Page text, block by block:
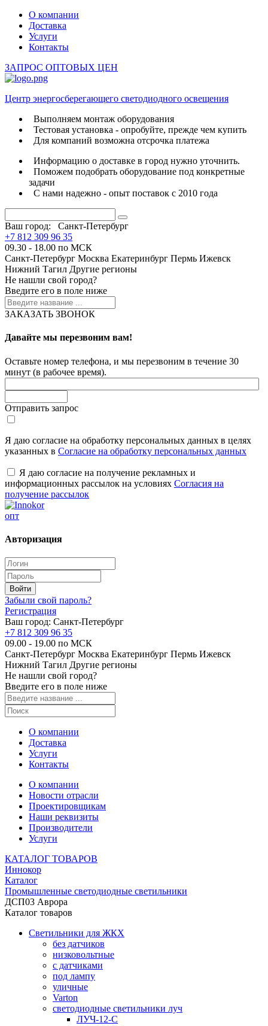
О компании
Доставка
Услуги
Контакты
ЗАПРОС ОПТОВЫХ ЦЕН
Центр энергосберегающего светодиодного освещения
Выполняем монтаж оборудования
Тестовая установка - опробуйте, прежде чем купить
Для компаний возможна отсрочка платежа
Информацию о доставке в город нужно уточнить.
Поможем подобрать оборудование под конкретные
задачи
С нами надежно - опыт поставок с 2010 года
Ваш город:
Санкт-Петербург
+7 812 309 96 35
09.30 - 18.00 по МСК
Санкт-Петербург Москва Екатеринбург Пермь Ижевск
Нижний Тагил Другие регионы
Не нашли свой город?
Введите его в поле ниже
ЗАКАЗАТЬ ЗВОНОК
Давайте мы перезвоним вам!
Оставьте номер телефона, и мы перезвоним в течение 30
минут (в рабочее время).
Отправить запрос
Я даю согласие на обработку персональных данных в целях
указанных в Согласие на обработку персональных данных
Я даю согласие на получение рекламных и
информационных рассылок на условиях Согласия на
получение рассылок
опт
Авторизация
Забыли свой пароль?
Регистрация
Ваш город: Санкт-Петербург
+7 812 309 96 35
09.00 - 19.00 по МСК
Санкт-Петербург Москва Екатеринбург Пермь Ижевск
Нижний Тагил Другие регионы
Не нашли свой город?
Введите его в поле ниже
О компании
Доставка
Услуги
Контакты
О компании
Новости отрасли
Проектировщикам
Наши реквизиты
Производители
Услуги
КАТАЛОГ ТОВАРОВ
Иннокор
Каталог
Промышленные светодиодные светильники
ДСП03 Аврора
Каталог товаров
Светильники для ЖКХ
без датчиков
низковольтные
с датчиками
под лампу
уличные
Varton
светодиодные светильники луч
ЛУЧ-12-С